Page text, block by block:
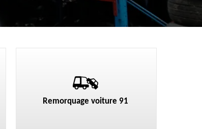
Remorquage voiture 91